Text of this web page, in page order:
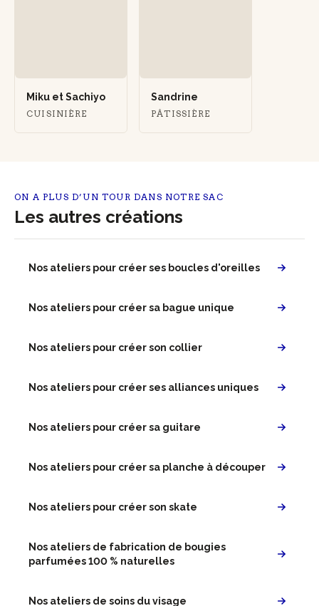
Miku et Sachiyo
CUISINIÈRE
Sandrine
PÂTISSIÈRE
ON A PLUS D’UN TOUR DANS NOTRE SAC
Les autres créations
Nos ateliers pour créer ses boucles d'oreilles
Nos ateliers pour créer sa bague unique
Nos ateliers pour créer son collier
Nos ateliers pour créer ses alliances uniques
Nos ateliers pour créer sa guitare
Nos ateliers pour créer sa planche à découper
Nos ateliers pour créer son skate
Nos ateliers de fabrication de bougies
parfumées 100 % naturelles
Nos ateliers de soins du visage